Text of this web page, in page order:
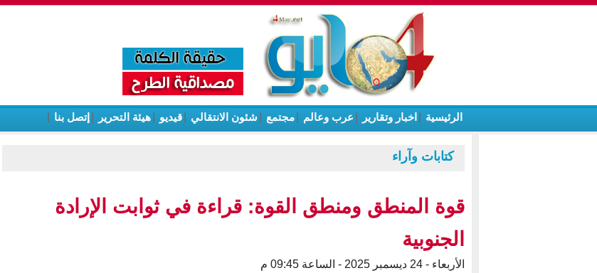
الرئيسية اخبار وتقارير عرب وعالم مجتمع شئون الانتقالي قيديو هيئة التحرير إتصل بنا
كتابات وآراء
قوة المنطق ومنطق القوة: قراءة في ثوابت الإرادة
الجنوبية
الأربعاء - 24 ديسمبر 2025 - الساعة 09:45 م